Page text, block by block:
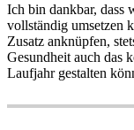
Ich bin dankbar, dass
vollständig umsetzen
Zusatz anknüpfen,
Gesundheit auch das
Laufjahr gestalten